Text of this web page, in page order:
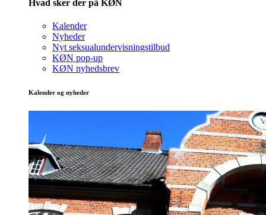
Hvad sker der på KØN
Kalender
Nyheder
Nyt seksualundervisningstilbud
KØN pop-up
KØN nyhedsbrev
Kalender og nyheder